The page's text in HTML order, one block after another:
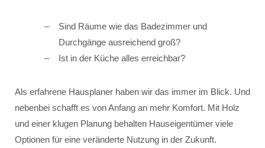
Sind Räume wie das Badezimmer und
Durchgänge ausreichend groß?
Ist in der Küche alles erreichbar?
Als erfahrene Hausplaner haben wir das immer im Blick. Und
nebenbei schafft es von Anfang an mehr Komfort. Mit Holz
und einer klugen Planung behalten Hauseigentümer viele
Optionen für eine veränderte Nutzung in der Zukunft.